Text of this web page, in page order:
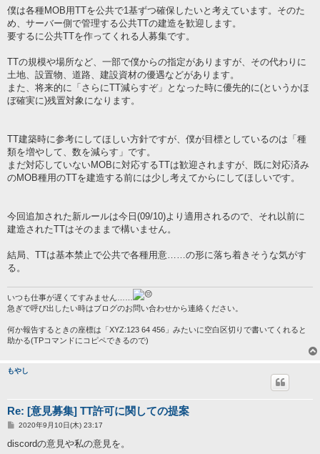
僕は各種MOB用TTを公共で1基ずつ確保したいと考えています。そのた
め、サーバー側で管理する公共TTの建造を歓迎します。
要するに公共TTを作ってくれる人募集です。
TTの規模や場所など、一部で僕からの指定がありますが、その代わりに
土地、設置物、道路、建設資材の優遇などがあります。
また、将来的に「さらにTT減らすぞ」となった時に優先的に(というかほ
ぼ確実に)残置対象になります。
TT建築時に参考にしてほしい方針ですが、僕が目標としているのは「種
類を増やして、数を減らす」です。
まだ対応していないMOBに対応するTTは歓迎されますが、既に対応済み
のMOB種用のTTを建造する前には少し考えてからにしてほしいです。
今回追加された新ルールは今日(09/10)より適用されるので、それ以前に
建造されたTTはそのままで構いません。
結局、TTは基本禁止で公共で各種用意……の形に落ち着きそうな気がす
る。
いつも仕事が遅くてすみません……
急ぎで呼び出したい時はブログのお問い合わせから連絡ください。
何か報告するときの座標は「XYZ:123 64 456」みたいに空白区切りで書いてくれると
助かる(TPコマンドにコピペできるので)
もやし
Re: [意見募集] TT許可に関しての提案
投
記
2020年9月10日(木) 23:17
discordの意見や私の意見を。